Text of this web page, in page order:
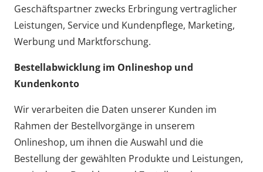
Geschäftspartner zwecks Erbringung vertraglicher
Leistungen, Service und Kundenpflege, Marketing,
Werbung und Marktforschung.
Bestellabwicklung im Onlineshop und
Kundenkonto
Wir verarbeiten die Daten unserer Kunden im
Rahmen der Bestellvorgänge in unserem
Onlineshop, um ihnen die Auswahl und die
Bestellung der gewählten Produkte und Leistungen,